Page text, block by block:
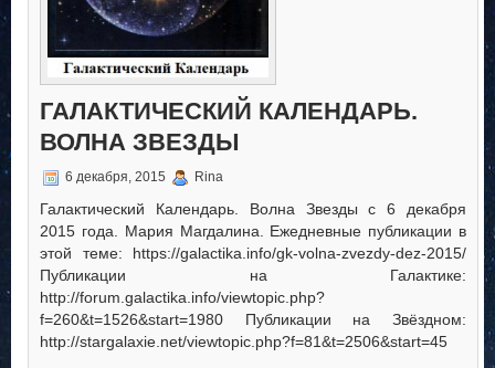
ГАЛАКТИЧЕСКИЙ КАЛЕНДАРЬ.
ВОЛНА ЗВЕЗДЫ
6 декабря, 2015 Rina
Галактический Календарь. Волна Звезды с 6 декабря
2015 года. Мария Магдалина. Ежедневные публикации в
этой теме: https://galactika.info/gk-volna-zvezdy-dez-2015/
Публикации на Галактике:
http://forum.galactika.info/viewtopic.php?
f=260&t=1526&start=1980 Публикации на Звёздном:
http://stargalaxie.net/viewtopic.php?f=81&t=2506&start=45